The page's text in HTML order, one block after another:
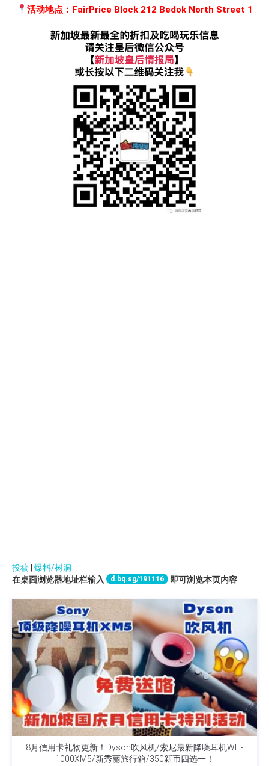
活动地点：FairPrice Block 212 Bedok North Street 1
投稿 爆料/树洞
在桌面浏览器地址栏输入
d.bq.sg/191116 即可浏览本页内容
8月信用卡礼物更新！Dyson吹风机/索尼最新降噪耳机WH-
1000XM5/新秀丽旅行箱/350新币四选一！